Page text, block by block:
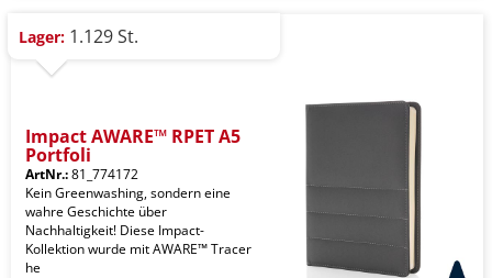
Lager: 1.129 St.
Impact AWARE™ RPET A5
Portfoli
ArtNr.:81_774172
Kein Greenwashing, sondern eine
wahre Geschichte über
Nachhaltigkeit! Diese Impact-
Kollektion wurde mit AWARE™ Tracer
he